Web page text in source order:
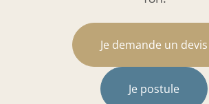
Je demande un devis
Je postule